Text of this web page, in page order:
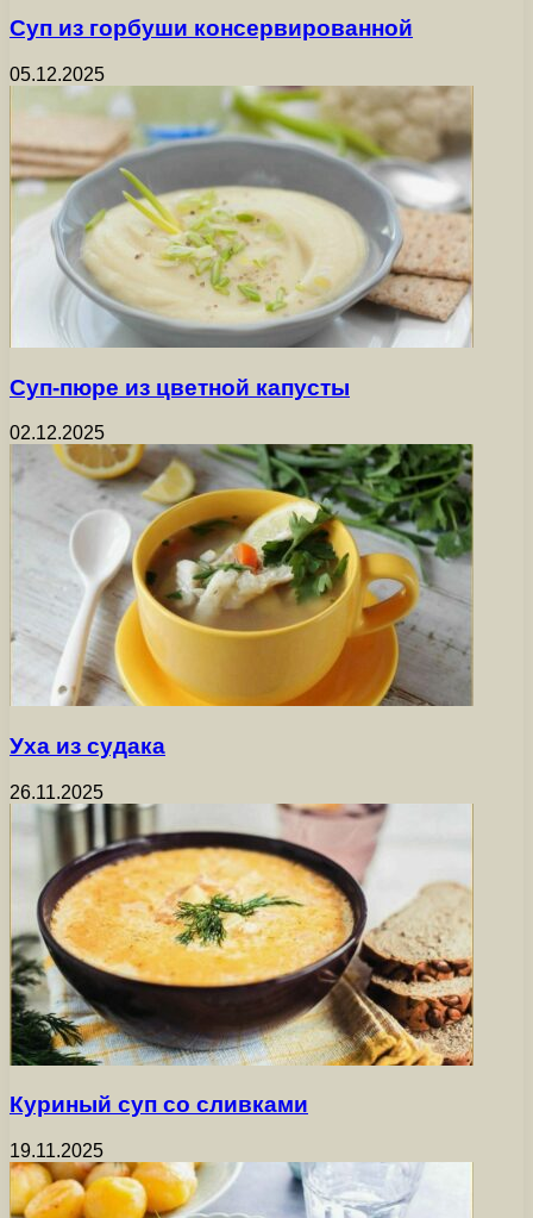
Суп из горбуши консервированной
05.12.2025
Суп-пюре из цветной капусты
02.12.2025
Уха из судака
26.11.2025
Куриный суп со сливками
19.11.2025